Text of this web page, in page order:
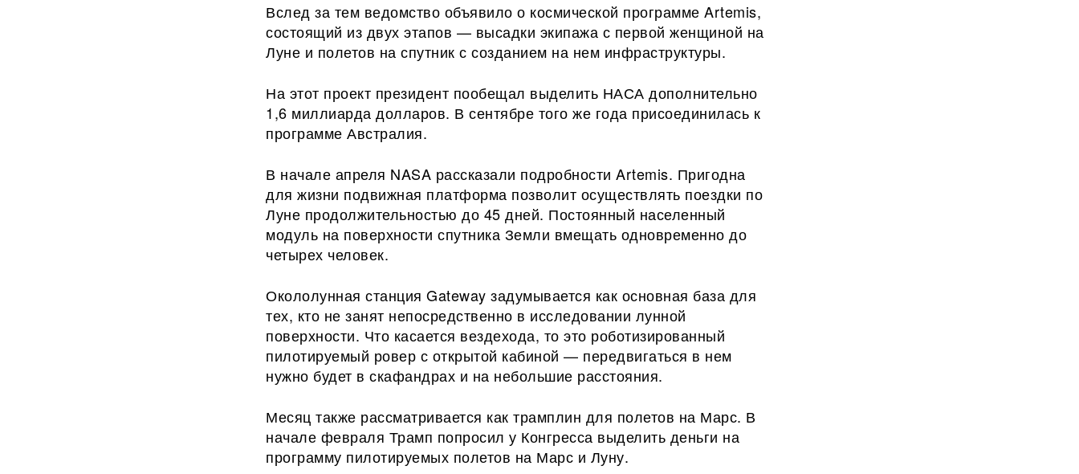
Вслед за тем ведомство объявило о космической программе Artemis,
состоящий из двух этапов — высадки экипажа с первой женщиной на
Луне и полетов на спутник с созданием на нем инфраструктуры.
На этот проект президент пообещал выделить НАСА дополнительно
1,6 миллиарда долларов. В сентябре того же года присоединилась к
программе Австралия.
В начале апреля NASA рассказали подробности Artemis. Пригодна
для жизни подвижная платформа позволит осуществлять поездки по
Луне продолжительностью до 45 дней. Постоянный населенный
модуль на поверхности спутника Земли вмещать одновременно до
четырех человек.
Окололунная станция Gateway задумывается как основная база для
тех, кто не занят непосредственно в исследовании лунной
поверхности. Что касается вездехода, то это роботизированный
пилотируемый ровер с открытой кабиной — передвигаться в нем
нужно будет в скафандрах и на небольшие расстояния.
Месяц также рассматривается как трамплин для полетов на Марс. В
начале февраля Трамп попросил у Конгресса выделить деньги на
программу пилотируемых полетов на Марс и Луну.